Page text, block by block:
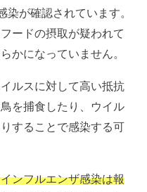
が確認されています。
ードの摂取が疑われて
かになっていません。
ルスに対して高い抵抗
を捕食したり、ウイル
することで感染する可
ンフルエンザ感染は報